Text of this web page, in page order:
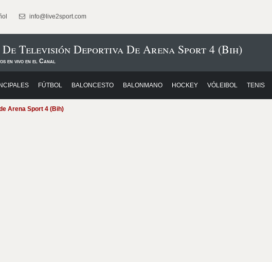
info@live2sport.com
Televisión Deportiva De Arena Sport 4 (Bih)
en vivo en el Canal
FÚTBOL BALONCESTO BALONMANO HOCKEY VÓLEIBOL TENIS
Arena Sport 4 (Bih)